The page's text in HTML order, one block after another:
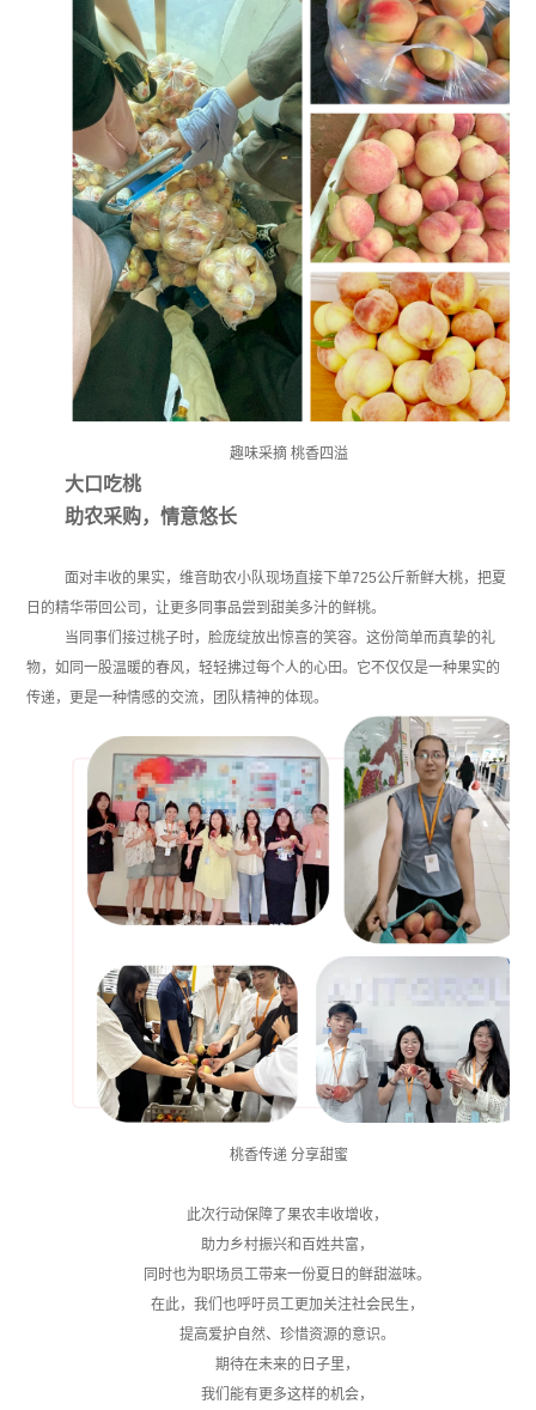
趣味采摘 桃香四溢
大口吃桃
助农采购，情意悠长
面对丰收的果实，维音助农小队现场直接下单725公斤新鲜大桃，把夏
日的精华带回公司，让更多同事品尝到甜美多汁的鲜桃。
当同事们接过桃子时，脸庞绽放出惊喜的笑容。这份简单而真挚的礼
物，如同一股温暖的春风，轻轻拂过每个人的心田。它不仅仅是一种果实的
传递，更是一种情感的交流，团队精神的体现。
桃香传递 分享甜蜜
此次行动保障了果农丰收增收，
助力乡村振兴和百姓共富，
同时也为职场员工带来一份夏日的鲜甜滋味。
在此，我们也呼吁员工更加关注社会民生，
提高爱护自然、珍惜资源的意识。
期待在未来的日子里，
我们能有更多这样的机会，